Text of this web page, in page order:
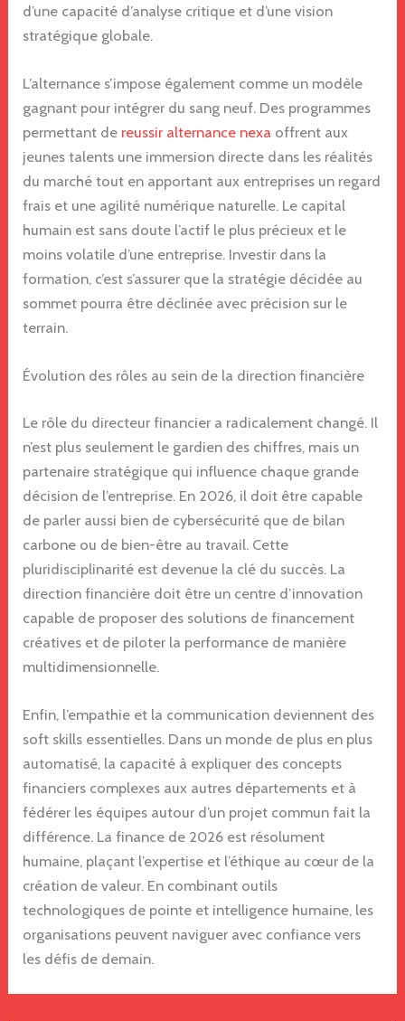
d’une capacité d’analyse critique et d’une vision
stratégique globale.
L’alternance s’impose également comme un modèle
gagnant pour intégrer du sang neuf. Des programmes
permettant de reussir alternance nexa offrent aux
jeunes talents une immersion directe dans les réalités
du marché tout en apportant aux entreprises un regard
frais et une agilité numérique naturelle. Le capital
humain est sans doute l’actif le plus précieux et le
moins volatile d’une entreprise. Investir dans la
formation, c’est s’assurer que la stratégie décidée au
sommet pourra être déclinée avec précision sur le
terrain.
Évolution des rôles au sein de la direction financière
Le rôle du directeur financier a radicalement changé. Il
n’est plus seulement le gardien des chiffres, mais un
partenaire stratégique qui influence chaque grande
décision de l’entreprise. En 2026, il doit être capable
de parler aussi bien de cybersécurité que de bilan
carbone ou de bien-être au travail. Cette
pluridisciplinarité est devenue la clé du succès. La
direction financière doit être un centre d’innovation
capable de proposer des solutions de financement
créatives et de piloter la performance de manière
multidimensionnelle.
Enfin, l’empathie et la communication deviennent des
soft skills essentielles. Dans un monde de plus en plus
automatisé, la capacité à expliquer des concepts
financiers complexes aux autres départements et à
fédérer les équipes autour d’un projet commun fait la
différence. La finance de 2026 est résolument
humaine, plaçant l’expertise et l’éthique au cœur de la
création de valeur. En combinant outils
technologiques de pointe et intelligence humaine, les
organisations peuvent naviguer avec confiance vers
les défis de demain.